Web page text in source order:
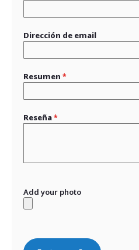
Dirección de email
Resumen
Reseña
Add your photo